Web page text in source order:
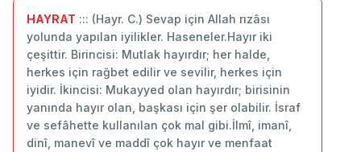
HAYRAT ::: (Hayr. C.) Sevap için Allah rızâsı
yolunda yapılan iyilikler. Haseneler.Hayır iki
çeşittir. Birincisi: Mutlak hayırdır; her halde,
herkes için rağbet edilir ve sevilir, herkes için
iyidir. İkincisi: Mukayyed olan hayırdır; birisinin
yanında hayır olan, başkası için şer olabilir. İsraf
ve sefâhette kullanılan çok mal gibi.İlmî, imanî,
dinî, manevî ve maddî çok hayır ve menfaat